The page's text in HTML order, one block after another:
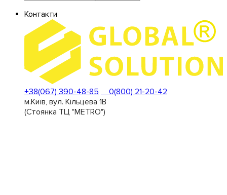
Контакти
+38(067) 390-48-85
0(800) 21-20-42
м.Київ, вул. Кільцева 1В
(Стоянка ТЦ "METRO")